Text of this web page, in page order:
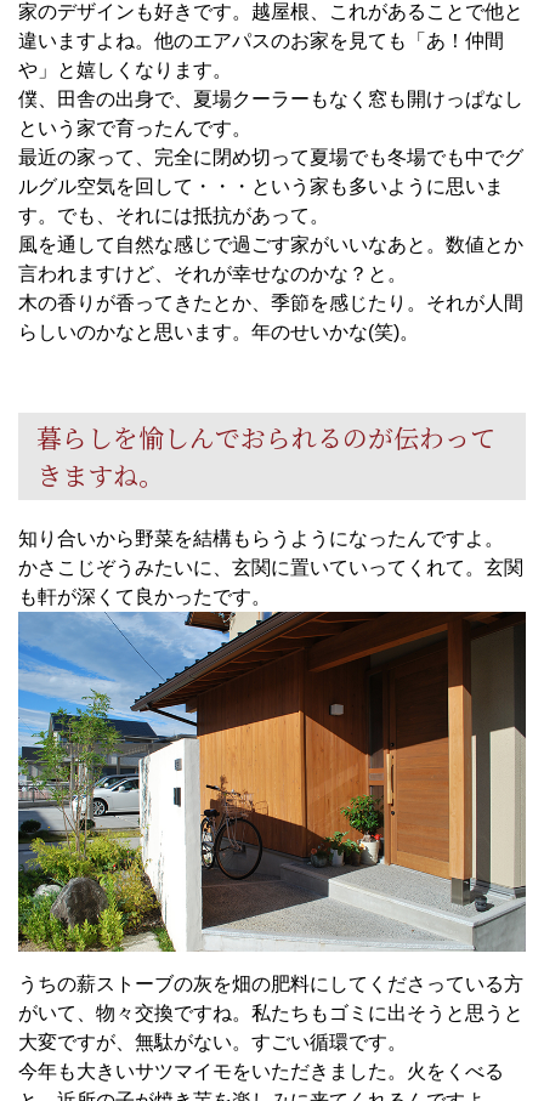
家のデザインも好きです。越屋根、これがあることで他と
違いますよね。他のエアパスのお家を見ても「あ！仲間
や」と嬉しくなります。
僕、田舎の出身で、夏場クーラーもなく窓も開けっぱなし
という家で育ったんです。
最近の家って、完全に閉め切って夏場でも冬場でも中でグ
ルグル空気を回して・・・という家も多いように思いま
す。でも、それには抵抗があって。
風を通して自然な感じで過ごす家がいいなあと。数値とか
言われますけど、それが幸せなのかな？と。
木の香りが香ってきたとか、季節を感じたり。それが人間
らしいのかなと思います。年のせいかな(笑)。
暮らしを愉しんでおられるのが伝わって
きますね。
知り合いから野菜を結構もらうようになったんですよ。
かさこじぞうみたいに、玄関に置いていってくれて。玄関
も軒が深くて良かったです。
うちの薪ストーブの灰を畑の肥料にしてくださっている方
がいて、物々交換ですね。私たちもゴミに出そうと思うと
大変ですが、無駄がない。すごい循環です。
今年も大きいサツマイモをいただきました。火をくべる